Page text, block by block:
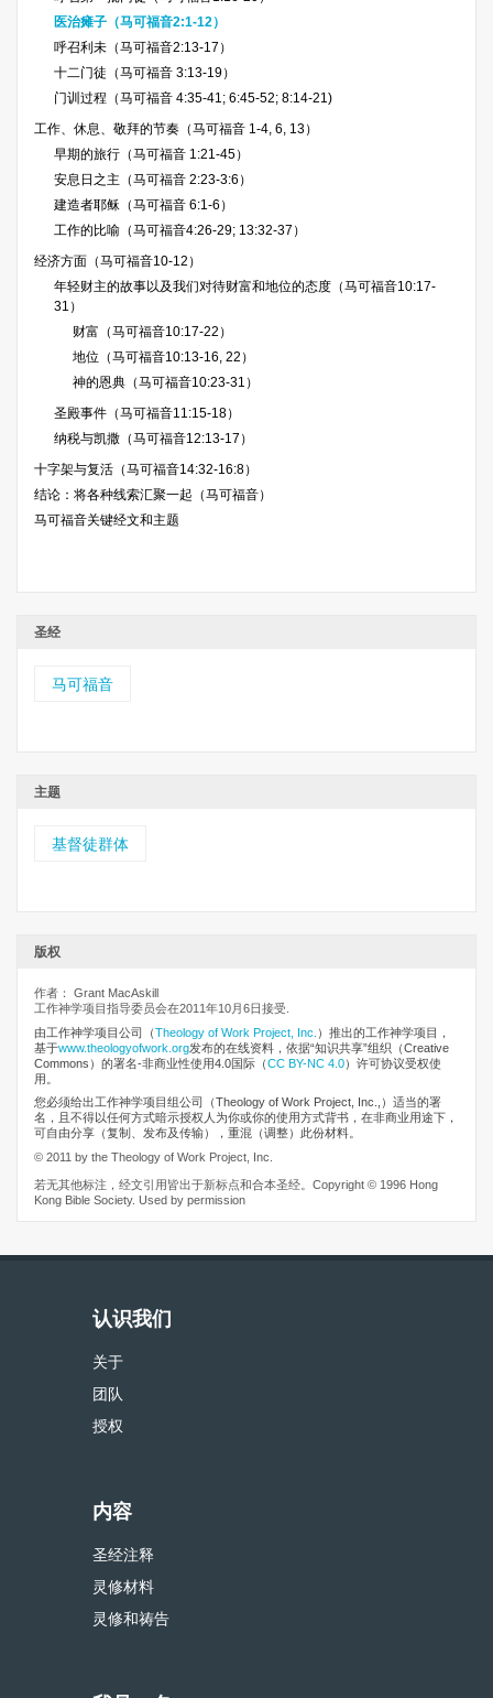
医治瘫子（马可福音2:1-12）
呼召利未（马可福音2:13-17）
十二门徒（马可福音 3:13-19）
门训过程（马可福音 4:35-41; 6:45-52; 8:14-21)
工作、休息、敬拜的节奏（马可福音 1-4, 6, 13）
早期的旅行（马可福音 1:21-45）
安息日之主（马可福音 2:23-3:6）
建造者耶稣（马可福音 6:1-6）
工作的比喻（马可福音4:26-29; 13:32-37）
经济方面（马可福音10-12）
年轻财主的故事以及我们对待财富和地位的态度（马可福音10:17-
31）
财富（马可福音10:17-22）
地位（马可福音10:13-16, 22）
神的恩典（马可福音10:23-31）
圣殿事件（马可福音11:15-18）
纳税与凯撒（马可福音12:13-17）
十字架与复活（马可福音14:32-16:8）
结论：将各种线索汇聚一起（马可福音）
马可福音关键经文和主题
圣经
马可福音
主题
基督徒群体
版权
作者： Grant MacAskill
工作神学项目指导委员会在2011年10月6日接受.
由工作神学项目公司
（Theology of Work Project, Inc. ）推出的工作神学项目，
基于www.theologyofwork.org发布的在线资料，依据“知识共享”组织（Creative
Commons）的署名-非商业性使用4.0国际（CC BY-NC 4.0）许可协议受权使
用。
您必须给出工作神学项目组公司（Theology of Work Project, Inc.,）适当的署
名，且不得以任何方式暗示授权人为你或你的使用方式背书，在非商业用途下，
可自由分享（复制、发布及传输），重混（调整）此份材料。
© 2011 by the Theology of Work Project, Inc.
若无其他标注，经文引用皆出于新标点和合本圣经。Copyright © 1996 Hong
Kong Bible Society. Used by permission
认识我们
关于
团队
授权
内容
圣经注释
灵修材料
灵修和祷告